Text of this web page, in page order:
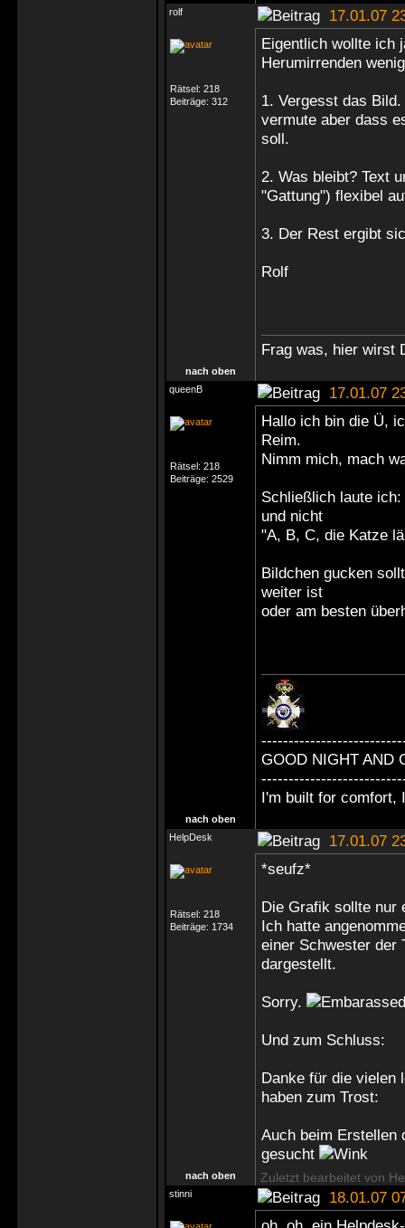
rolf
17.01.07
Rätsel: 218
Beiträge: 312
Eigentlich wollte ich
Herumirrenden
1. Vergesst das
vermute aber dass
soll.
2. Was bleibt? Text
"Gattung") flexibel
3. Der Rest ergibt
Rolf
Frag was, hier wirst
nach oben
queenB
17.01.07
Rätsel: 218
Beiträge: 2529
Hallo ich bin die Ü,
Reim.
Nimm mich, mach
Schließlich laute
und nicht
"A, B, C, die Katze
Bildchen gucken
weiter ist
oder am besten
GOOD NIGHT AND
I'm built for comfort,
nach oben
HelpDesk
17.01.07
Rätsel: 218
Beiträge: 1734
*seufz*
Die Grafik sollte nur
Ich hatte
einer Schwester der
dargestellt.
Sorry.
Und zum Schluss:
Danke für die vielen
haben zum Trost:
Auch beim Erstellen
gesucht
nach oben Zuletzt bearbeitet von
stinni
18.01.07